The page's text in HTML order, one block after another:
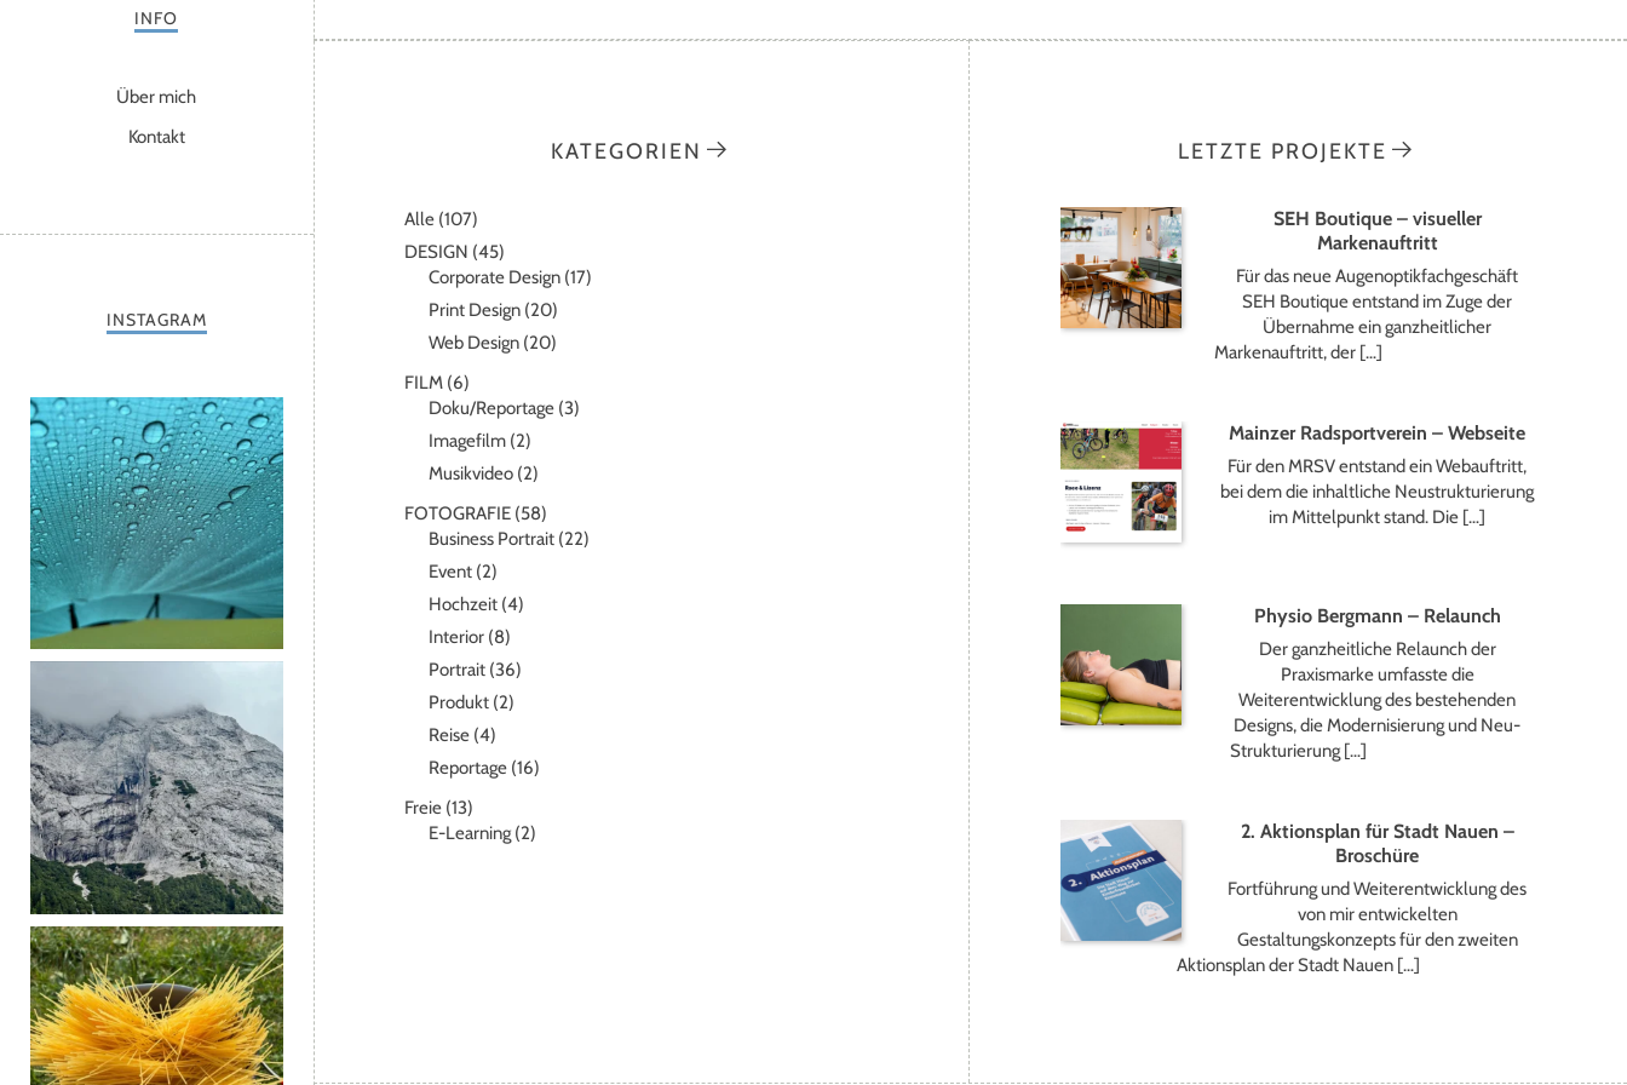
INFO
Über mich
Kontakt
INSTAGRAM
KATEGORIEN
Alle(107)
DESIGN (45)
Corporate Design(17)
Print Design(20)
Web Design(20)
FILM(6)
Doku/Reportage(3)
Imagefilm(2)
Musikvideo(2)
FOTOGRAFIE(58)
Business Portrait(22)
Event(2)
Hochzeit(4)
Interior(8)
Portrait(36)
Produkt(2)
Reise(4)
Reportage(16)
Freie(13)
E-Learning(2)
LETZTE PROJEKTE
SEH Boutique – visueller
Markenauftritt
Für das neue Augenoptikfachgeschäft
SEH Boutique entstand im Zuge der
Übernahme ein ganzheitlicher
Markenauftritt, der […]
Mainzer Radsportverein – Webseite
Für den MRSV entstand ein Webauftritt,
bei dem die inhaltliche Neustrukturierung
im Mittelpunkt stand. Die […]
Physio Bergmann – Relaunch
Der ganzheitliche Relaunch der
Praxismarke umfasste die
Weiterentwicklung des bestehenden
Designs, die Modernisierung und Neu-
Strukturierung […]
2. Aktionsplan für Stadt Nauen –
Broschüre
Fortführung und Weiterentwicklung des
von mir entwickelten
Gestaltungskonzepts für den zweiten
Aktionsplan der Stadt Nauen […]